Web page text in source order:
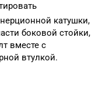
катушки,
боковой стойки,
вместе с
втулкой.